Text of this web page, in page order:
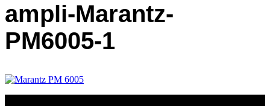
ampli-Marantz-
PM6005-1